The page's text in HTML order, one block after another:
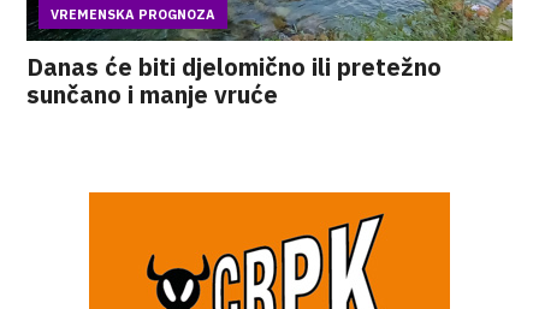
VREMENSKA PROGNOZA
Danas će biti djelomično ili pretežno
sunčano i manje vruće